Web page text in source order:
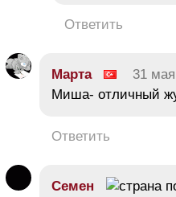
Ответить
Марта 31
Миша- отличный
Ответить
Семен